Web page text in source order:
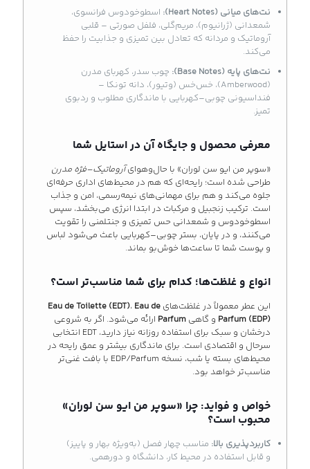
نت‌های میانی (Heart Notes):
اسطوخودوس فرانسوی،
شمعدانی (ژرانیوم)، مریم‌گلی، فلفل صورتی – قلبی
آروماتیک و مردانه که تعادل بین تمیزی و جذابیت را حفظ
می‌کند.
نت‌های پایه (Base Notes):
چوب سدر، کهربای مدرن
(Amberwood)، خس‌خس (وتیور)، دانه تونکا –
فنداسیونی چوبی–کهربایی با ماندگاری مطلوب و ردبوی
تمیز.
معرفی محصول و جایگاه آن در استایل شما
«سوپر من ایو سن لوران» با حال‌و‌هوایآروماتیک–فژه مدرن
طراحی شده است؛ رایحه‌ای که هم در محیط‌های اداری حرفه‌ای
جلوه می‌کند و هم برای مهمانی‌های نیمه‌رسمی، امن و جذاب
است. ترکیب زنجبیل و مرکبات در ابتدا انرژی می‌بخشد، سپس
اسطوخودوس و شمعدانی حس تمیزی و جنتلمنی را تقویت
می‌کنند، و در پایان، بستر چوبی–کهربایی باعث می‌شود لباس
و پوست شما تا ساعت‌ها خوش‌بو بماند.
انواع و غلظت‌ها؛ کدام برای شما مناسب‌تر است؟
این عطر معمولاً در غلظت‌های Eau de Toilette (EDT)، Eau de
Parfum (EDP) و گاهیParfum ارائه می‌شود. اگر به شروعی
درخشان و سبک برای استفاده روزانه نیاز دارید، EDT انتخابی
سرحال و اقتصادی است. برای ماندگاری بیشتر و عمق رایحه در
محیط‌های بسته یا شب، نسخه EDP/Parfum با بافت غنی‌تر
مناسب‌تر خواهد بود.
خواص و فواید: چرا «سوپر من ایو سن لوران»
محبوب است؟
کاربردپذیری بالا: مناسب چهار فصل (به‌ویژه بهار و پاییز)
و قابل استفاده در محیط کار، دانشگاه و دورهمی.